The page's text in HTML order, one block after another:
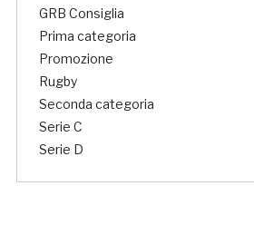
GRB Consiglia
Prima categoria
Promozione
Rugby
Seconda categoria
Serie C
Serie D